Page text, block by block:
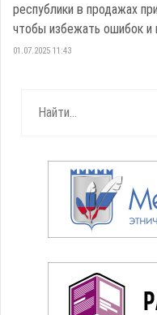
республики в продажах
чтобы избежать ошибок и
01.07.2025 11:43